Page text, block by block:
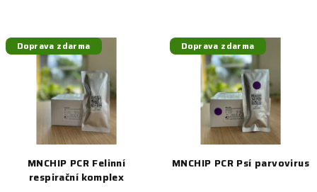
Doprava zdarma
MNCHIP PCR Felinní
respirační komplex
Doprava zdarma
MNCHIP PCR Psí parvovirus